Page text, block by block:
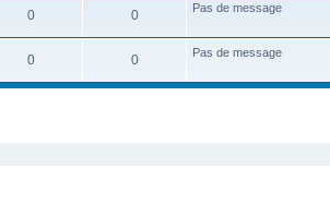
m
a
n
m
0 0 Pas de message
0 0 Pas de message